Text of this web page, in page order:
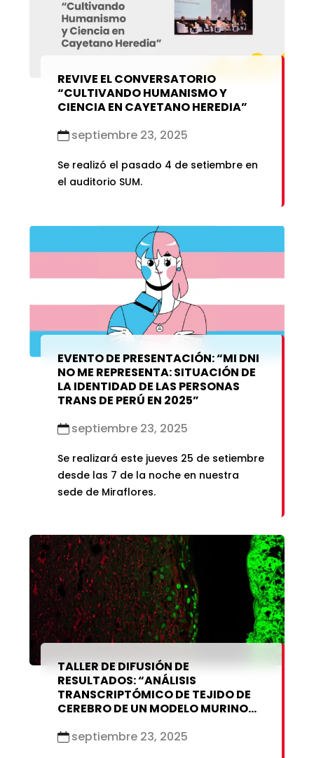
REVIVE EL CONVERSATORIO
“CULTIVANDO HUMANISMO Y
CIENCIA EN CAYETANO HEREDIA”
septiembre 23, 2025
Se realizó el pasado 4 de setiembre en
el auditorio SUM.
EVENTO DE PRESENTACIÓN: “MI DNI
NO ME REPRESENTA: SITUACIÓN DE
LA IDENTIDAD DE LAS PERSONAS
TRANS DE PERÚ EN 2025”
septiembre 23, 2025
Se realizará este jueves 25 de setiembre
desde las 7 de la noche en nuestra
sede de Miraflores.
TALLER DE DIFUSIÓN DE
RESULTADOS: “ANÁLISIS
TRANSCRIPTÓMICO DE TEJIDO DE
CEREBRO DE UN MODELO MURINO
septiembre 23, 2025